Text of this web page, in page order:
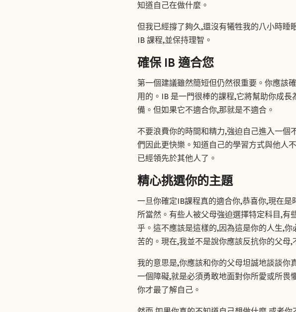
知道自己在做什麼。
但我已經撐了夠久,還沒有犧牲我的八小時睡
IB 課程,並保持理智。
確保 IB 適合您
第一個建議雖然簡短但仍然很重要。你應該
用的。IB 是一門很棒的課程,它將幫助你成
備。但如果它不適合你,那就是不適合。
不要浪費你的時間和精力,強迫自己進入一個
們因此更快樂。知道自己的學習方式與他人
已經領先於其他人了。
精心挑選你的主題
一旦你確定IB課程真的適合你,恭喜你,現在
所當然。有些人被父母強迫選擇特定科目,有
乎。這不應該是這樣的,因為這是你的人生,
苦的。現在,我並不是說你應該反抗你的父母,
我的意思是,你應該和你的父母坦誠地談談你
一個障礙,就是必須勇敢地面對你所愛或所畏
你才最了解自己。